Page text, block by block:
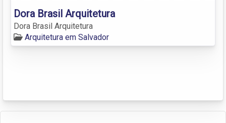
Dora Brasil Arquitetura
Dora Brasil Arquitetura
Arquitetura em Salvador